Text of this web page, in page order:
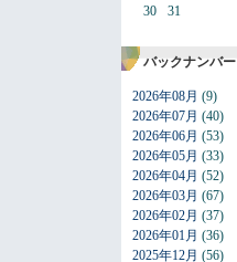
30
31
バックナンバー
2026年08月 (9)
2026年07月 (40)
2026年06月 (53)
2026年05月 (33)
2026年04月 (52)
2026年03月 (67)
2026年02月 (37)
2026年01月 (36)
2025年12月 (56)